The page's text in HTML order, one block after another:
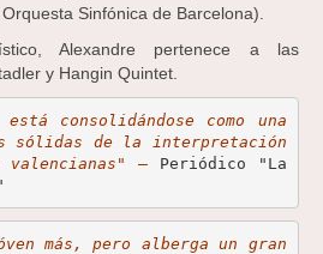
Sinfónica de Barcelona).
Alexandre pertenece a las
y Hangin Quintet.
consolidándose como una
sólidas de la interpretación
– Periódico "La
más, pero alberga un gran